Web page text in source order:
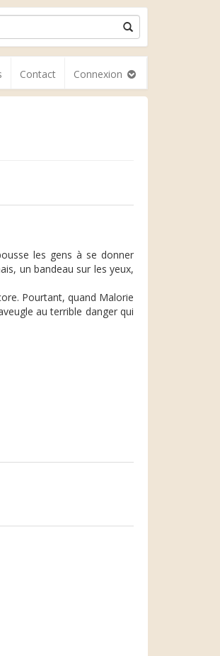
Contact Connexion
les gens à se donner
un bandeau sur les yeux,
Pourtant, quand Malorie
au terrible danger qui